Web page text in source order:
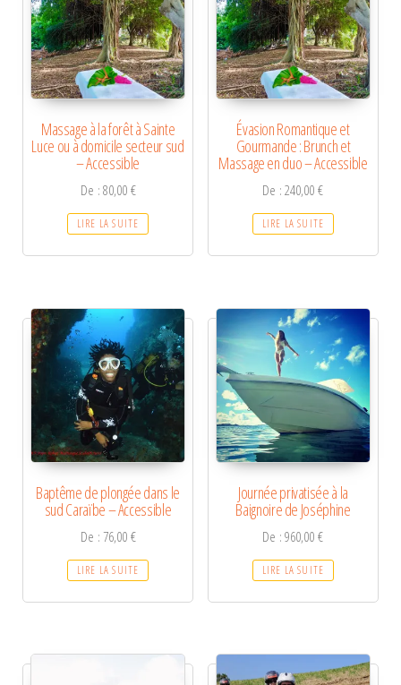
Massage à la forêt à Sainte
Luce ou à domicile secteur sud
– Accessible
De :80,00€
LIRE LA SUITE
Évasion Romantique et
Gourmande : Brunch et
Massage en duo – Accessible
De :240,00€
LIRE LA SUITE
Baptême de plongée dans le
sud Caraïbe – Accessible
De : 76,00€
LIRE LA SUITE
Journée privatisée à la
Baignoire de Joséphine
De :960,00€
LIRE LA SUITE